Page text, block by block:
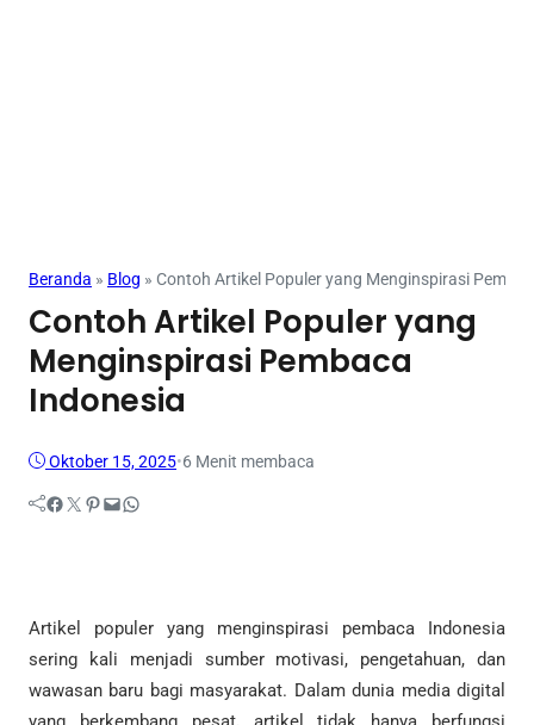
Beranda » Blog » Contoh Artikel Populer yang Menginspirasi
Contoh Artikel Populer yang
Menginspirasi Pembaca
Indonesia
Oktober 15, 2025•6 Menit membaca
Facebook Twitter Pinterest Mail WhatsApp
Artikel populer yang menginspirasi pembaca Indonesia
sering kali menjadi sumber motivasi, pengetahuan, dan
wawasan baru bagi masyarakat. Dalam dunia media digital